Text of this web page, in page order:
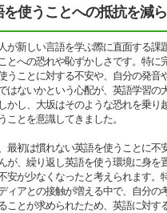
を使うことへの抵抗を減
が新しい言語を学ぶ際に直面する課
とへの恐れや恥ずかしさです。特に
うことに対する不安や、自分の発音
はないかという心配が、英語学習の
かし、大坂はそのような恐れを乗り
ことを意識してきました。
最初は慣れない英語を使うことに不
が、繰り返し英語を使う環境に身を
安が少なくなったと考えられます。
ィアとの接触が増える中で、自分の
ことが求められたため、英語に対す